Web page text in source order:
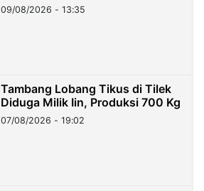
09/08/2026 - 13:35
Tambang Lobang Tikus di Tilek
Diduga Milik Iin, Produksi 700 Kg
07/08/2026 - 19:02